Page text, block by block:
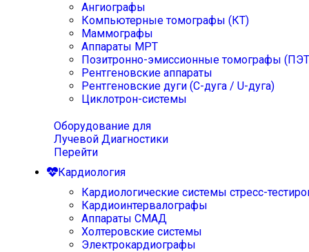
Ангиографы
Компьютерные томографы (КТ)
Маммографы
Аппараты МРТ
Позитронно-эмиссионные томографы
Рентгеновские аппараты
Рентгеновские дуги (С-дуга / U-дуга)
Циклотрон-системы
Оборудование для
Лучевой Диагностики
Перейти
Кардиология
Кардиологические системы стресс-
Кардиоинтервалографы
Аппараты СМАД
Холтеровские системы
Электрокардиографы